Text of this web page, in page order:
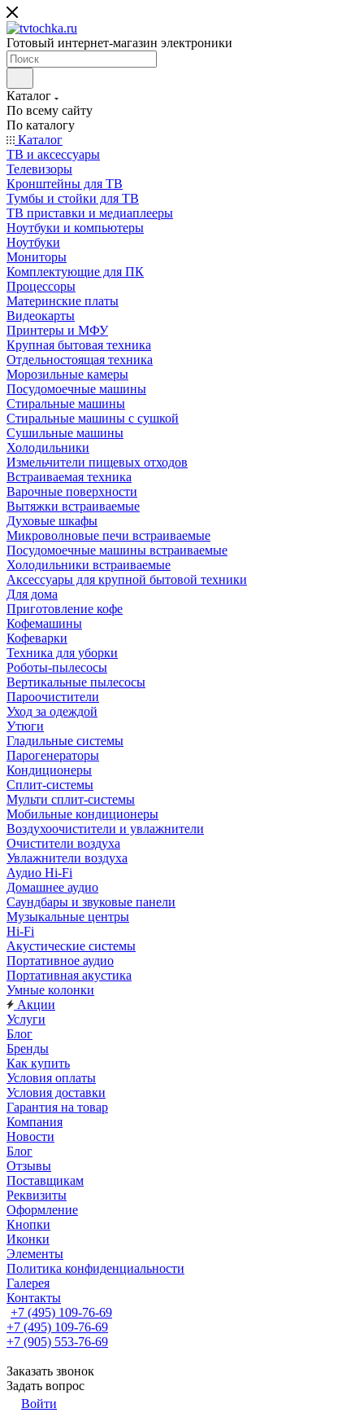
Готовый интернет-магазин электроники
Каталог
По всему сайту
По каталогу
Каталог
ТВ и аксессуары
Телевизоры
Кронштейны для ТВ
Тумбы и стойки для ТВ
ТВ приставки и медиаплееры
Ноутбуки и компьютеры
Ноутбуки
Мониторы
Комплектующие для ПК
Процессоры
Материнские платы
Видеокарты
Принтеры и МФУ
Крупная бытовая техника
Отдельностоящая техника
Морозильные камеры
Посудомоечные машины
Стиральные машины
Стиральные машины с сушкой
Сушильные машины
Холодильники
Измельчители пищевых отходов
Встраиваемая техника
Варочные поверхности
Вытяжки встраиваемые
Духовые шкафы
Микроволновые печи встраиваемые
Посудомоечные машины встраиваемые
Холодильники встраиваемые
Аксессуары для крупной бытовой техники
Для дома
Приготовление кофе
Кофемашины
Кофеварки
Техника для уборки
Роботы-пылесосы
Вертикальные пылесосы
Пароочистители
Уход за одеждой
Утюги
Гладильные системы
Парогенераторы
Кондиционеры
Сплит-системы
Мульти сплит-системы
Мобильные кондиционеры
Воздухоочистители и увлажнители
Очистители воздуха
Увлажнители воздуха
Аудио Hi-Fi
Домашнее аудио
Саундбары и звуковые панели
Музыкальные центры
Hi-Fi
Акустические системы
Портативное аудио
Портативная акустика
Умные колонки
Акции
Услуги
Блог
Бренды
Как купить
Условия оплаты
Условия доставки
Гарантия на товар
Компания
Новости
Блог
Отзывы
Поставщикам
Реквизиты
Оформление
Кнопки
Иконки
Элементы
Политика конфиденциальности
Галерея
Контакты
+7 (495) 109-76-69
+7 (495) 109-76-69
+7 (905) 553-76-69
Заказать звонок
Задать вопрос
Войти